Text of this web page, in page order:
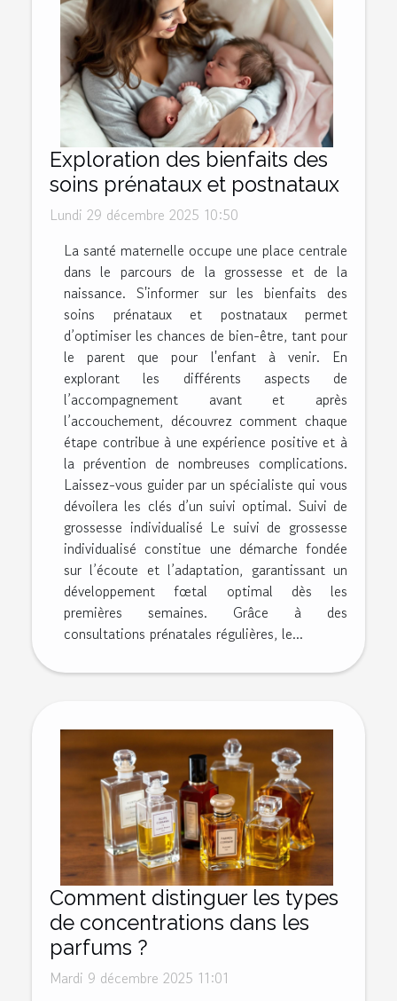
Exploration des bienfaits des
soins prénataux et postnataux
Lundi 29 décembre 2025 10:50
La santé maternelle occupe une place centrale
dans le parcours de la grossesse et de la
naissance. S'informer sur les bienfaits des
soins prénataux et postnataux permet
d’optimiser les chances de bien-être, tant pour
le parent que pour l'enfant à venir. En
explorant les différents aspects de
l’accompagnement avant et après
l’accouchement, découvrez comment chaque
étape contribue à une expérience positive et à
la prévention de nombreuses complications.
Laissez-vous guider par un spécialiste qui vous
dévoilera les clés d’un suivi optimal. Suivi de
grossesse individualisé Le suivi de grossesse
individualisé constitue une démarche fondée
sur l’écoute et l’adaptation, garantissant un
développement fœtal optimal dès les
premières semaines. Grâce à des
consultations prénatales régulières, le...
Comment distinguer les types
de concentrations dans les
parfums ?
Mardi 9 décembre 2025 11:01